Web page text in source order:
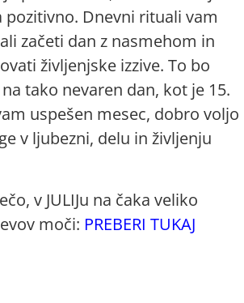
pozitivno. Dnevni rituali vam
začeti dan z nasmehom in
življenjske izzive. To bo
tako nevaren dan, kot je 15.
uspešen mesec, dobro voljo
v ljubezni, delu in življenju
v JULIJu na čaka veliko
moči: PREBERI TUKAJ